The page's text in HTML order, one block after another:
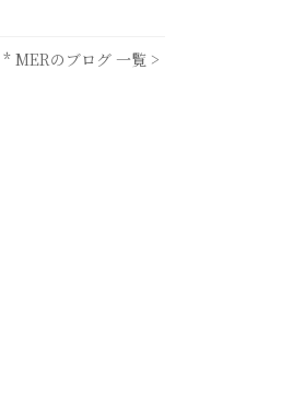
* MERのブログ 一覧 >